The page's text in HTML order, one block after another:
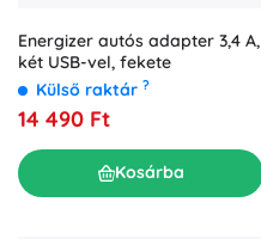
Energizer autós adapter 3,4 A,
két USB-vel, fekete
Külső raktár ?
14 490 Ft
Kosárba